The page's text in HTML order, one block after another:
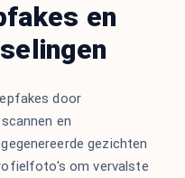
en
door
en
gezichten
om vervalste